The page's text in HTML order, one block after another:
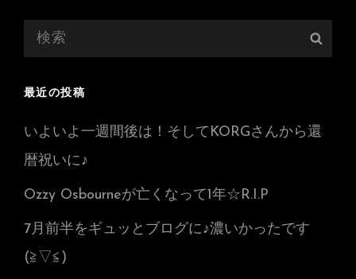
索
最近の投稿
いよいよ一週間後は！そしてKORGさんから還
暦祝いに♪
Ozzy Osbourneが亡くなって1年☆R.I.P
7月前半をギュッとブログに♪濃いかったです
(≧▽≦)